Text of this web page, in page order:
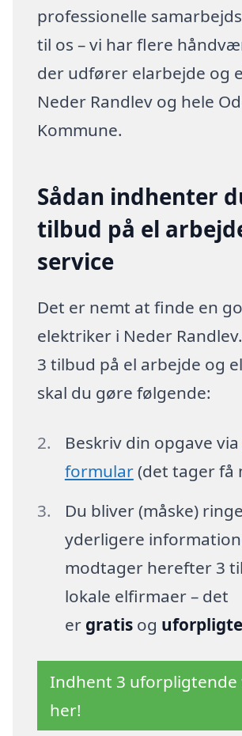
professionelle
til os – vi har flere
der udfører elarbejde og
Neder Randlev og hele
Kommune.
Sådan indhenter
tilbud på el
service
Det er nemt at finde en
elektriker i Neder
3 tilbud på el arbejde og
skal du gøre følgende:
Beskriv din opgave via
formular(det tager få
Du bliver (måske)
yderligere
modtager herefter 3
lokale elfirmaer – det
er gratisog
Indhent 3 uforpligtende
her!